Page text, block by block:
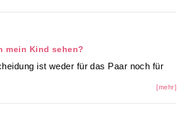
mein Kind sehen?
ist weder für das Paar noch für
[mehr]